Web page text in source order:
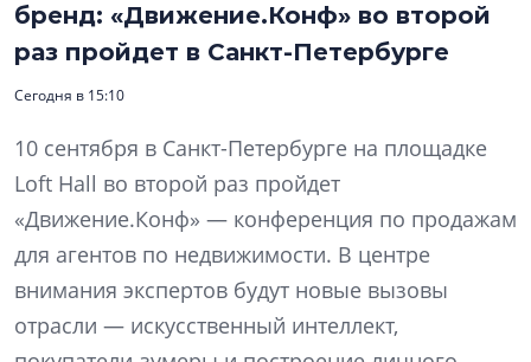
бренд: «Движение.Конф» во второй
раз пройдет в Санкт-Петербурге
Сегодня в 15:10
10 сентября в Санкт-Петербурге на площадке
Loft Hall во второй раз пройдет
«Движение.Конф» — конференция по продажам
для агентов по недвижимости. В центре
внимания экспертов будут новые вызовы
отрасли — искусственный интеллект,